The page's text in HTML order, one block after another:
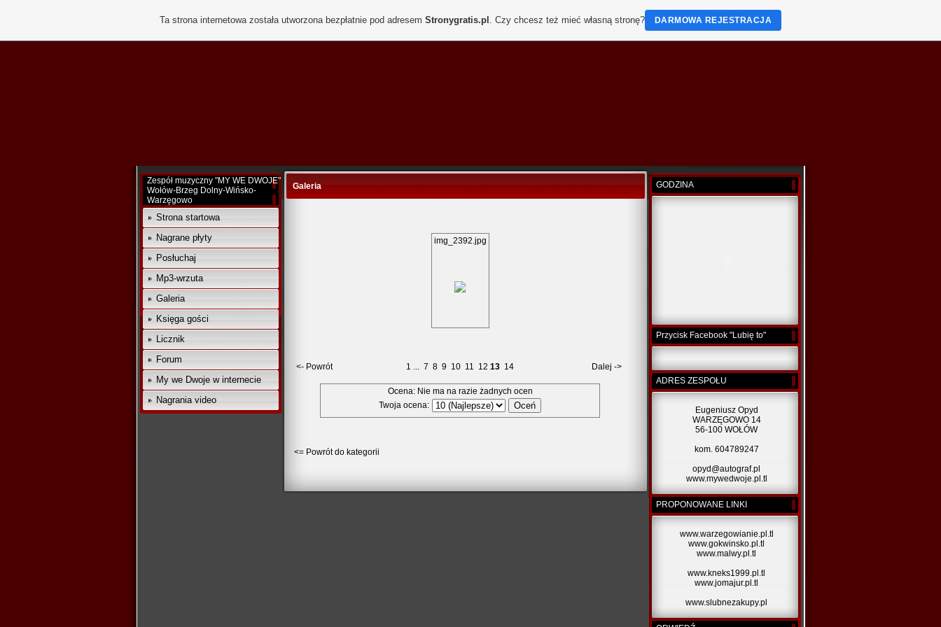
Zespół muzyczny "MY WE DWOJE"
Wołów-Brzeg Dolny-Wińsko-
Warzęgowo
Strona startowa
Nagrane płyty
Posłuchaj
Mp3-wrzuta
Galeria
Księga gości
Licznik
Forum
My we Dwoje w internecie
Nagrania video
Galeria
img_2392.jpg
<- Powrót 1 ... 7 8 9 10 11 12 13 14 Dalej ->
Ocena: Nie ma na razie żadnych ocen
Twoja ocena:
<= Powrót do kategorii
GODZINA
Przycisk Facebook "Lubię to"
ADRES ZESPOŁU
Eugeniusz Opyd
WARZĘGOWO 14
56-100 WOŁÓW
kom. 604789247
opyd@autograf.pl
www.mywedwoje.pl.tl
PROPONOWANE LINKI
www.warzegowianie.pl.tl
www.gokwinsko.pl.tl
www.malwy.pl.tl
www.kneks1999.pl.tl
www.jomajur.pl.tl
www.slubnezakupy.pl
Ta strona internetowa została utworzona bezpłatnie pod adresem Stronygratis.pl . Czy chcesz też mieć własną stronę? DARMOWA REJESTRACJA